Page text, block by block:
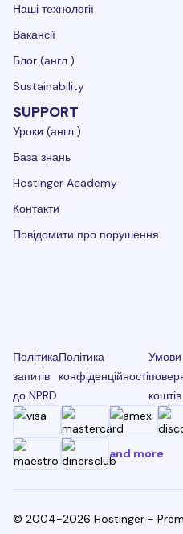
Наші технології
Вакансії
Блог (англ.)
Sustainability
SUPPORT
Уроки (англ.)
База знань
Hostinger Academy
Контакти
Повідомити про порушення
Політика
запитів
до NPRD
Політика
конфіденційності
Умови
коштів
and more
© 2004-2026 Hostinger -